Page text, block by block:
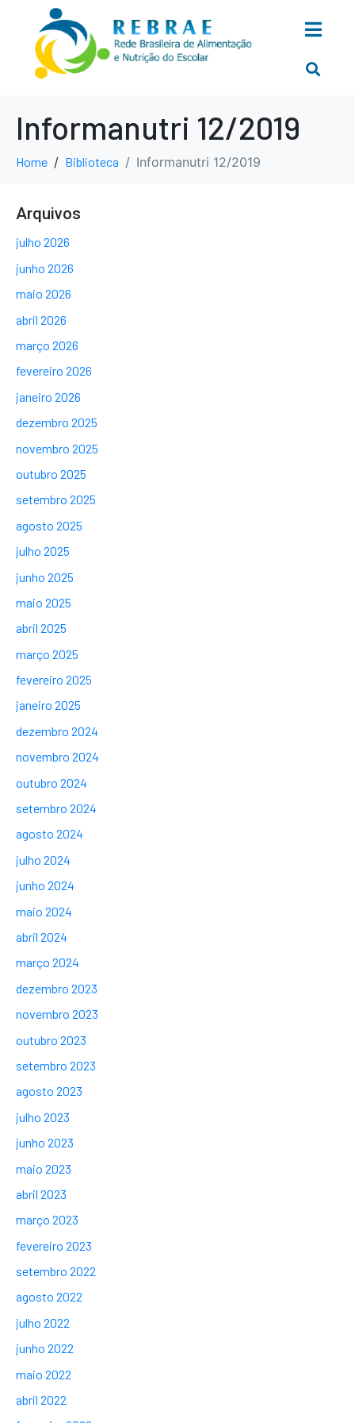
Informanutri 12/2019
Home Biblioteca Informanutri 12/2019
Arquivos
julho 2026
junho 2026
maio 2026
abril 2026
março 2026
fevereiro 2026
janeiro 2026
dezembro 2025
novembro 2025
outubro 2025
setembro 2025
agosto 2025
julho 2025
junho 2025
maio 2025
abril 2025
março 2025
fevereiro 2025
janeiro 2025
dezembro 2024
novembro 2024
outubro 2024
setembro 2024
agosto 2024
julho 2024
junho 2024
maio 2024
abril 2024
março 2024
dezembro 2023
novembro 2023
outubro 2023
setembro 2023
agosto 2023
julho 2023
junho 2023
maio 2023
abril 2023
março 2023
fevereiro 2023
setembro 2022
agosto 2022
julho 2022
junho 2022
maio 2022
abril 2022